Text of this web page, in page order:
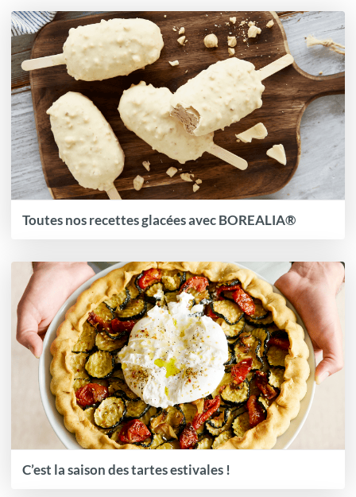
Toutes nos recettes glacées avec BOREALIA®
C’est la saison des tartes estivales !